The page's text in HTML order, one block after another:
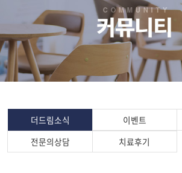
더드림소식 이벤트
전문의상담
치료후기